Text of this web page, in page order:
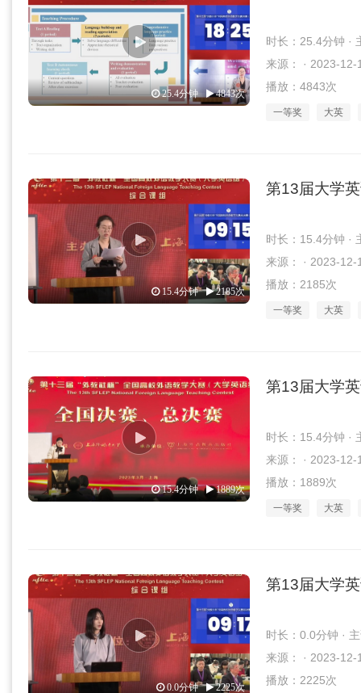
25.4分钟 4843次
时长：25.4分钟 ·
来源： · 2023-12-
播放：4843次
一等奖 大英
15.4分钟 2185次
第13届大学
时长：15.4分钟 ·
来源： · 2023-12-
播放：2185次
一等奖 大英
15.4分钟 1889次
第13届大学
时长：15.4分钟 ·
来源： · 2023-12-
播放：1889次
一等奖 大英
0.0分钟 2225次
第13届大学
时长：0.0分钟 ·
来源： · 2023-12-
播放：2225次